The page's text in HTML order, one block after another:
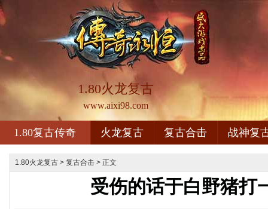
1.80火龙复古
www.aixi98.com
1.80复古传奇 火龙复古 复古合击 战神复
1.80火龙复古 > 复古合击 > 正文
受伤的话于白野猪打